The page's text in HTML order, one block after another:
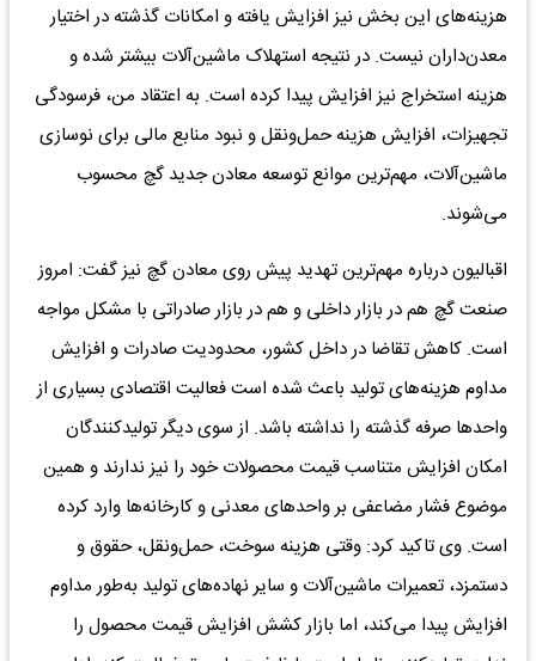
هزینه‌های این بخش نیز افزایش یافته و امکانات گذشته در اختیار
معدن‌داران نیست. در نتیجه استهلاک ماشین‌آلات بیشتر شده و
هزینه استخراج نیز افزایش پیدا کرده است. به اعتقاد من، فرسودگی
تجهیزات، افزایش هزینه حمل‌ونقل و نبود منابع مالی برای نوسازی
ماشین‌آلات، مهم‌ترین موانع توسعه معادن جدید گچ محسوب
می‌شوند.
اقبالیون درباره مهم‌ترین تهدید پیش روی معادن گچ نیز گفت: امروز
صنعت گچ هم در بازار داخلی و هم در بازار صادراتی با مشکل مواجه
است. کاهش تقاضا در داخل کشور، محدودیت صادرات و افزایش
مداوم هزینه‌های تولید باعث شده است فعالیت اقتصادی بسیاری از
واحدها صرفه گذشته را نداشته باشد. از سوی دیگر تولیدکنندگان
امکان افزایش متناسب قیمت محصولات خود را نیز ندارند و همین
موضوع فشار مضاعفی بر واحدهای معدنی و کارخانه‌ها وارد کرده
است. وی تاکید کرد: وقتی هزینه سوخت، حمل‌ونقل، حقوق و
دستمزد، تعمیرات ماشین‌آلات و سایر نهاده‌های تولید به‌طور مداوم
افزایش پیدا می‌کند، اما بازار کشش افزایش قیمت محصول را